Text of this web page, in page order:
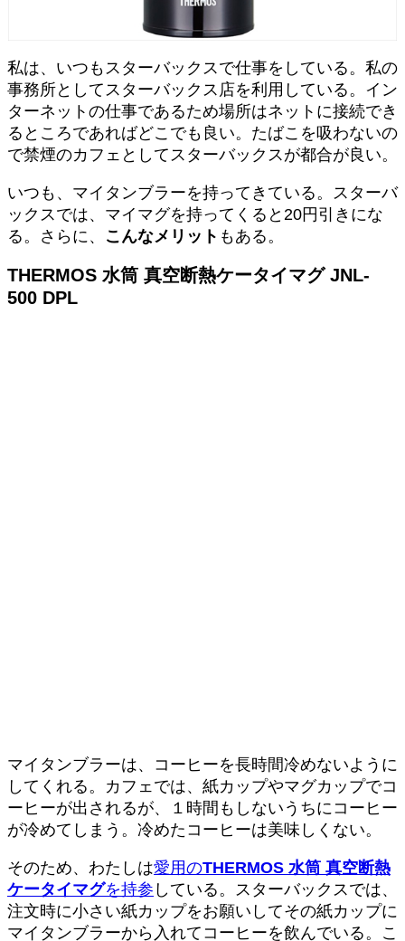
私は、いつもスターバックスで仕事をしている。私の
事務所としてスターバックス店を利用している。イン
ターネットの仕事であるため場所はネットに接続でき
るところであればどこでも良い。たばこを吸わないの
で禁煙のカフェとしてスターバックスが都合が良い。
いつも、マイタンブラーを持ってきている。スターバ
ックスでは、マイマグを持ってくると20円引きにな
る。さらに、 こんなメリット もある。
THERMOS 水筒 真空断熱ケータイマグ JNL-
500 DPL
マイタンブラーは、コーヒーを長時間冷めないように
してくれる。カフェでは、紙カップやマグカップでコ
ーヒーが出されるが、１時間もしないうちにコーヒー
が冷めてしまう。冷めたコーヒーは美味しくない。
そのため、わたしは愛用のTHERMOS 水筒 真空断熱
ケータイマグを持参 している。スターバックスでは、
注文時に小さい紙カップをお願いしてその紙カップに
マイタンブラーから入れてコーヒーを飲んでいる。こ